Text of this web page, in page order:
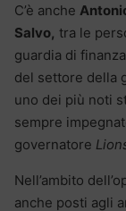
C’è anche
Salvo, tra le
guardia di
del settore della
uno dei più noti
sempre
governatore
Nell’ambito
anche posti agli